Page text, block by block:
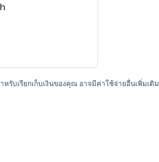
รับเรียกเก็บเงินของคุณ อาจมีค่าใช้จ่ายอื่นเพิ่มเติม